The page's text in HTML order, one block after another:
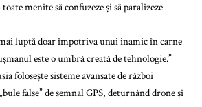
menite să confuzeze și să paralizeze
luptă doar împotriva unui inamic în carne
este o umbră creată de tehnologie.”
folosește sisteme avansate de război
false” de semnal GPS, deturnând drone și